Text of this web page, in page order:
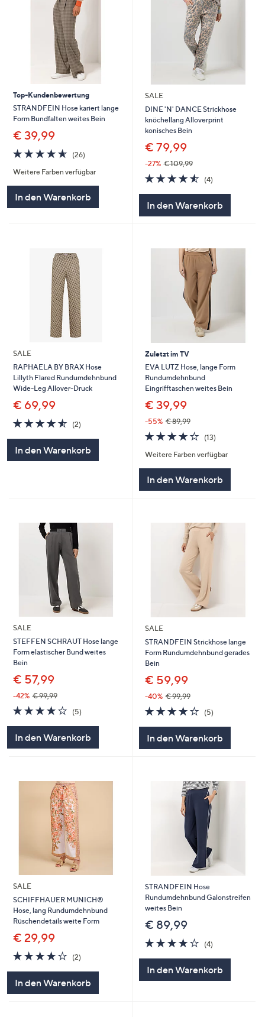
Top-Kundenbewertung
STRANDFEIN Hose kariert lange
Form Bundfalten weites Bein
€ 39,99
4.6
von
5
(26)
Weitere Farben verfügbar
In den Warenkorb
SALE
DINE 'N' DANCE Strickhose
knöchellang Alloverprint
konisches Bein
€ 79,99
-27% € 109,99
4.5
von
5
(4)
In den Warenkorb
SALE
RAPHAELA BY BRAX Hose
Lillyth Flared Rundumdehnbund
Wide-Leg Allover-Druck
€ 69,99
4.5
von
5
(2)
In den Warenkorb
Zuletzt im TV
EVA LUTZ Hose, lange Form
Rundumdehnbund
Eingrifftaschen weites Bein
€ 39,99
-55% € 89,99
4.2
von
5
(13)
Weitere Farben verfügbar
In den Warenkorb
SALE
STEFFEN SCHRAUT Hose lange
Form elastischer Bund weites
Bein
€ 57,99
-42% € 99,99
4.2
von
5
(5)
In den Warenkorb
SALE
STRANDFEIN Strickhose lange
Form Rundumdehnbund gerades
Bein
€ 59,99
-40% € 99,99
4.0
von
5
(5)
In den Warenkorb
SALE
SCHIFFHAUER MUNICH®
Hose, lang Rundumdehnbund
Rüschendetails weite Form
€ 29,99
4.0
von
(2)
In den Warenkorb
STRANDFEIN Hose
Rundumdehnbund Galonstreifen
weites Bein
€ 89,99
3.8
von
5
(4)
In den Warenkorb